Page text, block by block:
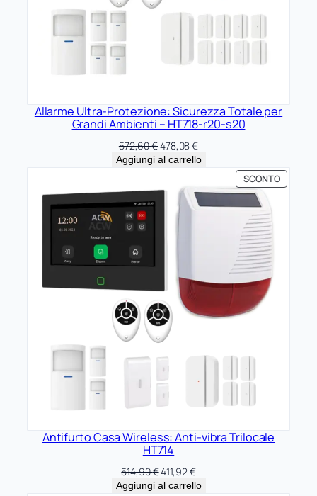
Allarme Ultra-Protezione: Sicurezza Totale per
Grandi Ambienti – HT718-r20-s20
572,60€Il
prezzo
572,60 €.
478,08€Il
prezzo
478,08 €.
Aggiungi al carrello
SCONTO
IN
Antifurto Casa Wireless: Anti-vibra Trilocale
HT714
514,90€Il
prezzo
411,92€Il
prezzo
Aggiungi al carrello